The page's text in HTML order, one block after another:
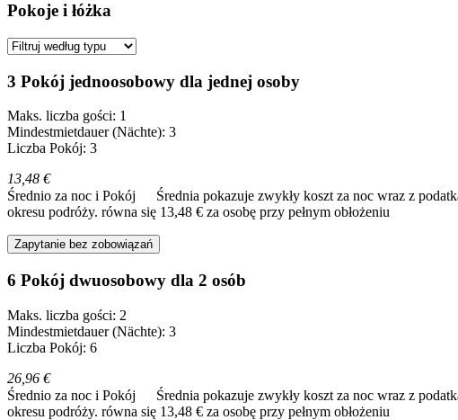
Pokoje i łóżka
3 Pokój jednoosobowy dla jednej osoby
Maks. liczba gości: 1
Mindestmietdauer (Nächte): 3
Liczba Pokój: 3
13,48 €
Średnio za noc i Pokój
Średnia pokazuje zwykły koszt za noc wraz z
okresu podróży. równa się 13,48 € za osobę przy pełnym obłożeniu
Zapytanie bez zobowiązań
6 Pokój dwuosobowy dla 2 osób
Maks. liczba gości: 2
Mindestmietdauer (Nächte): 3
Liczba Pokój: 6
26,96 €
Średnio za noc i Pokój
Średnia pokazuje zwykły koszt za noc wraz z
okresu podróży. równa się 13,48 € za osobę przy pełnym obłożeniu